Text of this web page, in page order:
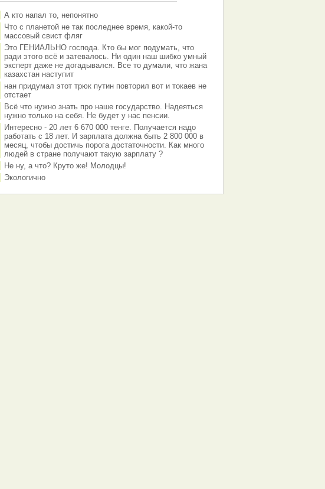
А кто напал то, непонятно
Что с планетой не так последнее время, какой-то
массовый свист фляг
Это ГЕНИАЛЬНО господа. Кто бы мог подумать, что
ради этого всё и затевалось. Ни один наш шибко умный
эксперт даже не догадывался. Все то думали, что жана
казахстан наступит
нан придумал этот трюк путин повторил вот и токаев не
отстает
Всё что нужно знать про наше государство. Надеяться
нужно только на себя. Не будет у нас пенсии.
Интересно - 20 лет 6 670 000 тенге. Получается надо
работать с 18 лет. И зарплата должна быть 2 800 000 в
месяц, чтобы достичь порога достаточности. Как много
людей в стране получают такую зарплату ?
Не ну, а что? Круто же! Молодцы!
Экологично